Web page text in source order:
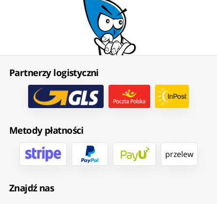
Partnerzy logistyczni
Metody płatności
przelew
Znajdź nas